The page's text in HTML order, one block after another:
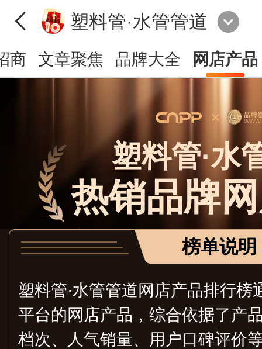
塑料管·水管管道
商 文章聚焦 品牌大全 网店产品
塑料管·水
热销品牌
榜单说明
塑料管·水管管道网店产品排行榜
平台的网店产品，综合依据了产
档次、人气销量、用户口碑评价